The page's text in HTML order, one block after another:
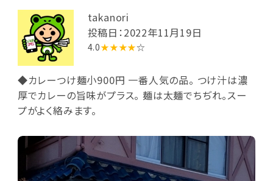
takanori
投稿日：2022年11月19日
4.0★★★★☆
◆カレーつけ麺小900円 一番人気の品。 つけ汁は濃
厚でカレーの旨味がプラス。 麺は太麺でちぢれ。スー
プがよく絡みます。